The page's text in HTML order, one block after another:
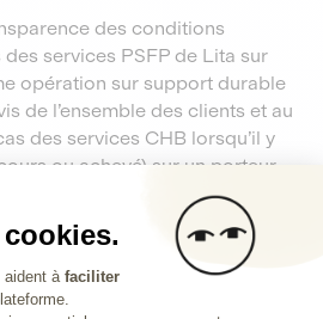
des conditions
services PSFP de Lita sur
opération sur support durable
de l’ensemble des clients et au
des services CHB lorsqu’il y
ou achevé) sur un porteur
recours à des services
d’un registre des situations de
conflit d’intérêts avec
sur le registre des risques ou
Gestion du
aident à faciliter
consent